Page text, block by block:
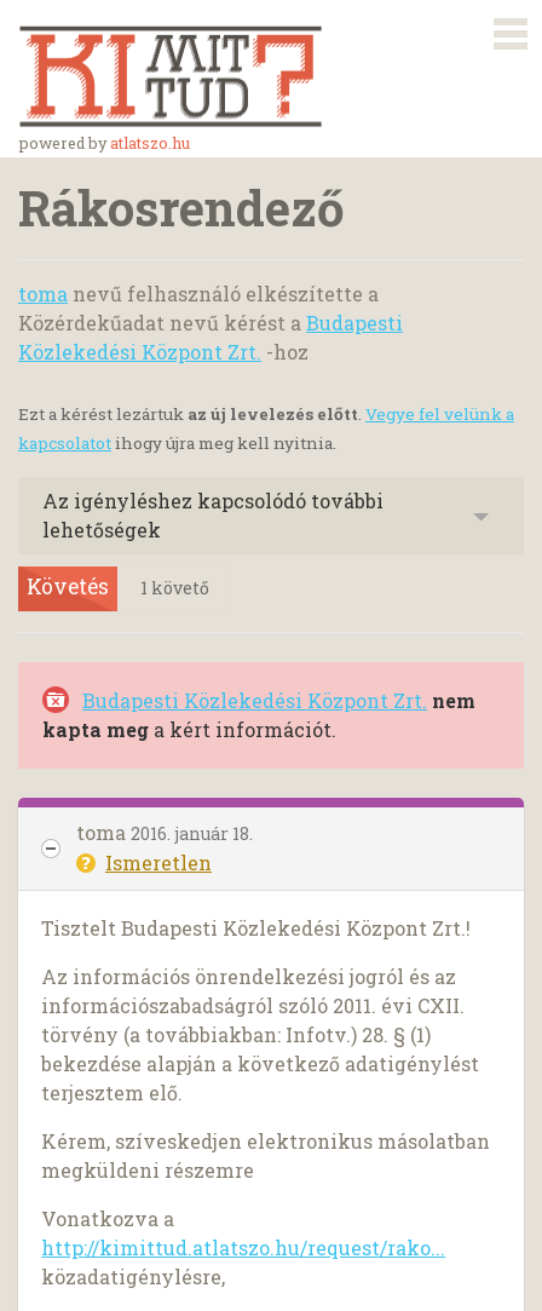
powered byatlatszo.hu
Rákosrendező
toma nevű felhasználó elkészítette a
Közérdekűadat nevű kérést a Budapesti
Közlekedési Központ Zrt. -hoz
Ezt a kérést lezártuk az új levelezés előtt. Vegye fel velünk a
kapcsolatotihogy újra meg kell nyitnia.
Az igényléshez kapcsolódó további
lehetőségek
Követés 1 követő
Budapesti Közlekedési Központ Zrt. nem
kapta meg a kért információt.
toma 2016. január 18.
Ismeretlen
Tisztelt Budapesti Közlekedési Központ Zrt.!
Az információs önrendelkezési jogról és az
információszabadságról szóló 2011. évi CXII.
törvény (a továbbiakban: Infotv.) 28. § (1)
bekezdése alapján a következő adatigénylést
terjesztem elő.
Kérem, szíveskedjen elektronikus másolatban
megküldeni részemre
Vonatkozva a
http://kimittud.atlatszo.hu/request/rako...
közadatigénylésre,